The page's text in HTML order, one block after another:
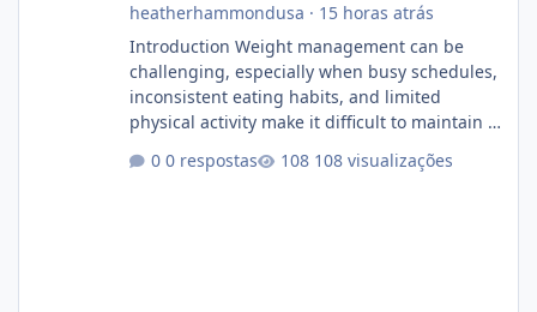
heatherhammondusa · 15 horas atrás
Introduction Weight management can be
challenging, especially when busy schedules,
inconsistent eating habits, and limited
physical activity make it difficult to maintain a
for dietary supplements that may
0 respostas 108 visualizações